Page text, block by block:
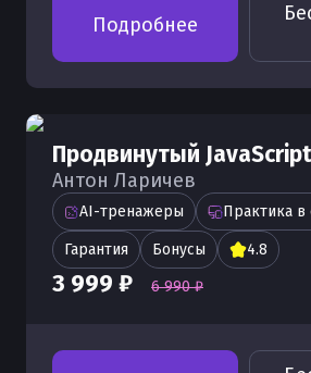
Подробнее
Продвинутый JavaScript
Антон Ларичев
AI-тренажеры Практика в
Гарантия Бонусы 4.8
3 999 ₽ 6 990 ₽